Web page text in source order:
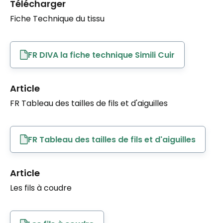
Télécharger
Fiche Technique du tissu
FR DIVA la fiche technique Simili Cuir
Article
FR Tableau des tailles de fils et d'aiguilles
FR Tableau des tailles de fils et d'aiguilles
Article
Les fils à coudre